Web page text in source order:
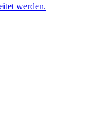
werden.